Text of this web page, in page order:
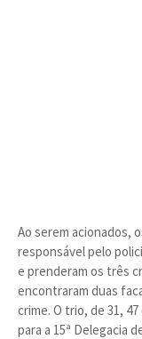
Ao serem acionados,
responsável pelo
e prenderam os três
encontraram duas
crime. O trio, de 31,
para a 15ª Delegacia